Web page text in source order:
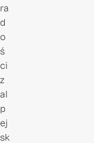
ra
d
o
ś
ci
z
al
p
ej
sk